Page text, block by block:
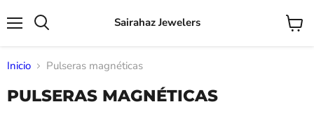
Sairahaz Jewelers
Ver
Inicio Pulseras magnéticas
PULSERAS MAGNÉTICAS